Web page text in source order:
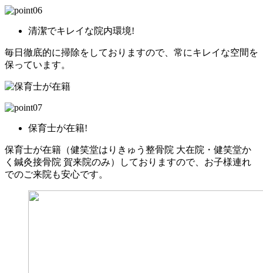
清潔でキレイな院内環境!
毎日徹底的に掃除をしておりますので、常にキレイな空間を
保っています。
保育士が在籍!
保育士が在籍（健笑堂はりきゅう整骨院 大在院・健笑堂か
く鍼灸接骨院 賀来院のみ）しておりますので、お子様連れ
でのご来院も安心です。